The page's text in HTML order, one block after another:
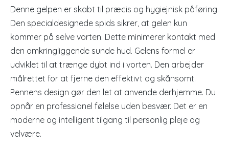
Denne gelpen er skabt til præcis og hygiejnisk påføring.
Den specialdesignede spids sikrer, at gelen kun
kommer på selve vorten. Dette minimerer kontakt med
den omkringliggende sunde hud. Gelens formel er
udviklet til at trænge dybt ind i vorten. Den arbejder
målrettet for at fjerne den effektivt og skånsomt.
Pennens design gør den let at anvende derhjemme. Du
opnår en professionel følelse uden besvær. Det er en
moderne og intelligent tilgang til personlig pleje og
velvære.